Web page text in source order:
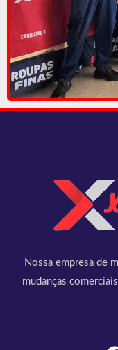
Nossa empresa de
mudanças